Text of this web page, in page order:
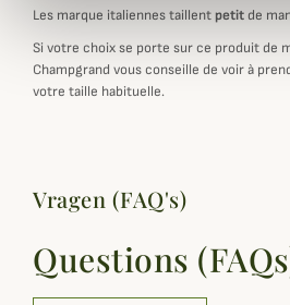
Les marque italiennes taillentpetitde
Si votre choix se porte sur ce produit de
Champgrand vous conseille de voir à
votre taille habituelle.
Vragen (FAQ's)
Questions